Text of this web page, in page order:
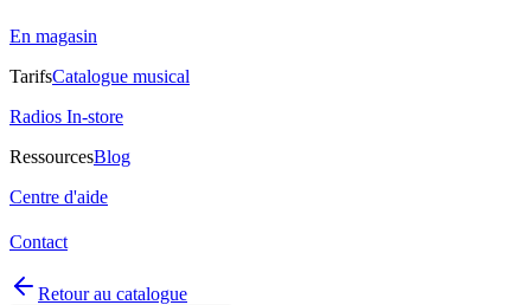
En magasin
TarifsCatalogue musical
Radios In-store
RessourcesBlog
Centre d'aide
Contact
Retour au catalogue